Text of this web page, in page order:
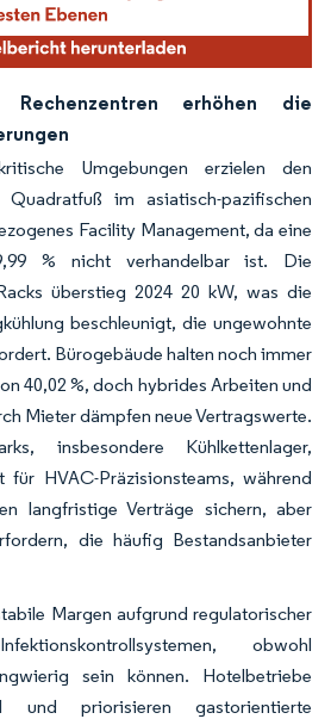
Rechenzentren erhöhen die
Umgebungen erzielen den
im asiatisch-pazifischen
Facility Management, da eine
% nicht verhandelbar ist. Die
überstieg 2024 20 kW, was die
beschleunigt, die ungewohnte
Bürogebäude halten noch immer
40,02 %, doch hybrides Arbeiten und
Mieter dämpfen neue Vertragswerte.
insbesondere Kühlkettenlager,
HVAC-Präzisionsteams, während
langfristige Verträge sichern, aber
die häufig Bestandsanbieter
Margen aufgrund regulatorischer
obwohl
sein können. Hotelbetriebe
und priorisieren gastorientierte